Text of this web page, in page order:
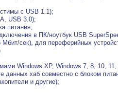
с USB 1.1);
USB 3.0);
питания;
в ПК/ноутбук USB
сек), для переферийных
Windows XP, Windows 7, 8, 10,
данных хаб совместно с блоком
и другие);